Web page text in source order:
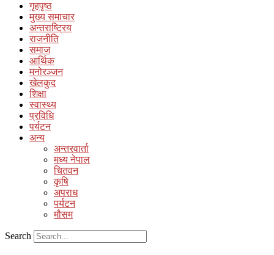
गृहपृष्ठ
मुख्य समाचार
अन्तराष्ट्रिय
राजनीति
समाज
आर्थिक
मनोरञ्जन
खेलकुद
शिक्षा
स्वास्थ्य
प्रविधि
पर्यटन
अन्य
अन्तरवार्ता
मध्य नेपाल
चितवन
कृषि
अपराध
पर्यटन
मौसम
Search